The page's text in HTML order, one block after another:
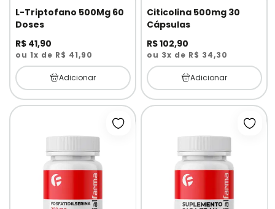
L-Triptofano 500Mg 60
Doses
R$ 41,90
ou 1x de R$ 41,90
Adicionar
Citicolina 500mg 30
Cápsulas
R$ 102,90
ou 3x de R$ 34,30
Adicionar
Adicionar à lista de desejos